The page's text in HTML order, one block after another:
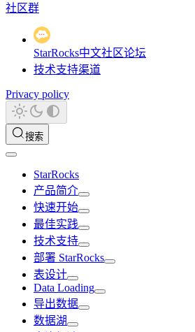
社区群
StarRocks中文社区论坛
技术支持渠道
Privacy policy
搜索
StarRocks
产品简介
快速开始
最佳实践
技术支持
部署 StarRocks
表设计
Data Loading
导出数据
数据湖